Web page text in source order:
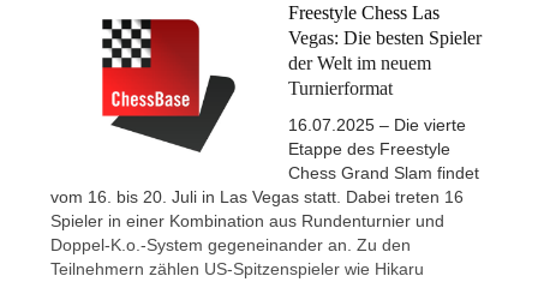
Freestyle Chess Las
Vegas: Die besten Spieler
der Welt im neuem
Turnierformat
16.07.2025 – Die vierte
Etappe des Freestyle
Chess Grand Slam findet
vom 16. bis 20. Juli in Las Vegas statt. Dabei treten 16
Spieler in einer Kombination aus Rundenturnier und
Doppel-K.o.-System gegeneinander an. Zu den
Teilnehmern zählen US-Spitzenspieler wie Hikaru